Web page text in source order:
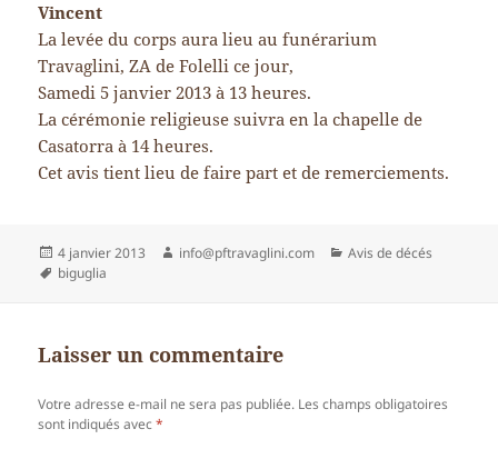
Vincent
La levée du corps aura lieu au funérarium
Travaglini, ZA de Folelli ce jour,
Samedi 5 janvier 2013 à 13 heures.
La cérémonie religieuse suivra en la chapelle de
Casatorra à 14 heures.
Cet avis tient lieu de faire part et de remerciements.
Publié
le
4 janvier 2013 Auteur
info@pftravaglini.com Catégories
Avis de décés
Mots-
biguglia
Laisser un commentaire
Votre adresse e-mail ne sera pas publiée. Les champs obligatoires
sont indiqués avec*